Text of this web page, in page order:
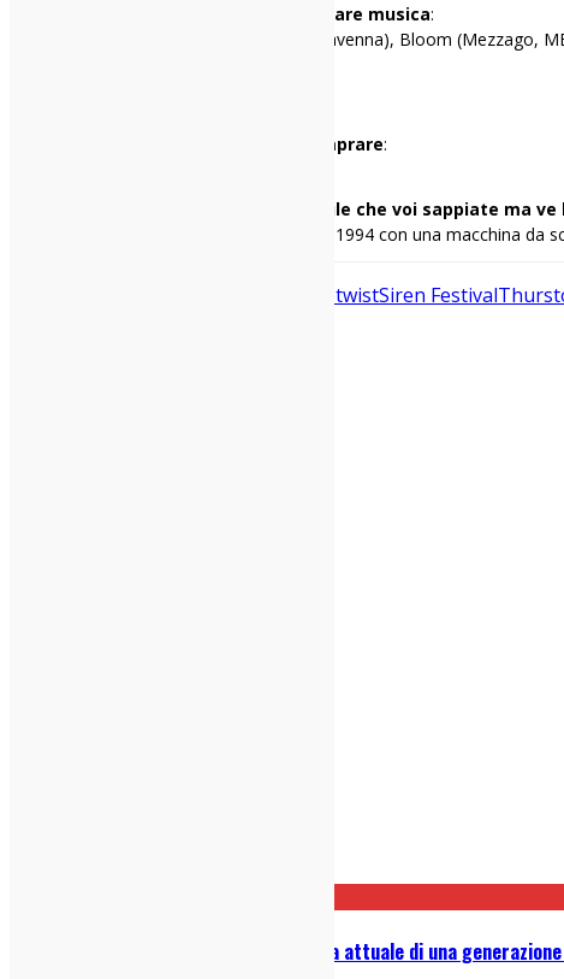
I miei tre locali preferiti per ascoltare musica:
Cox 18 (Milano), Hana-Bi (Marina di Ravenna), Bloom (Mezzago,
Il primo disco che avrei voluto comprare:
Una cosa di me che penso sia inutile che voi sappiate ma
Ho scritto la mia prima recensione nel 1994 con una macchina da
NotwistSiren Festival
Velleità de I Cani: racconto ancora attuale di una